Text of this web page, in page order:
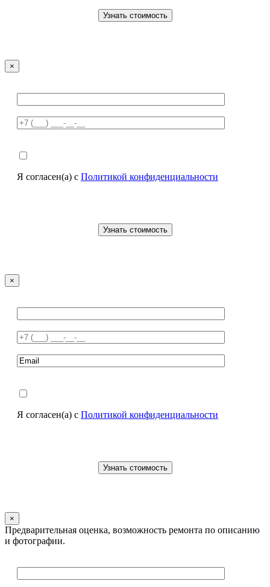
×
Я согласен(а) с Политикой конфиденциальности
×
Я согласен(а) с Политикой конфиденциальности
×
Предварительная оценка, возможность ремонта по описанию
и фотографии.